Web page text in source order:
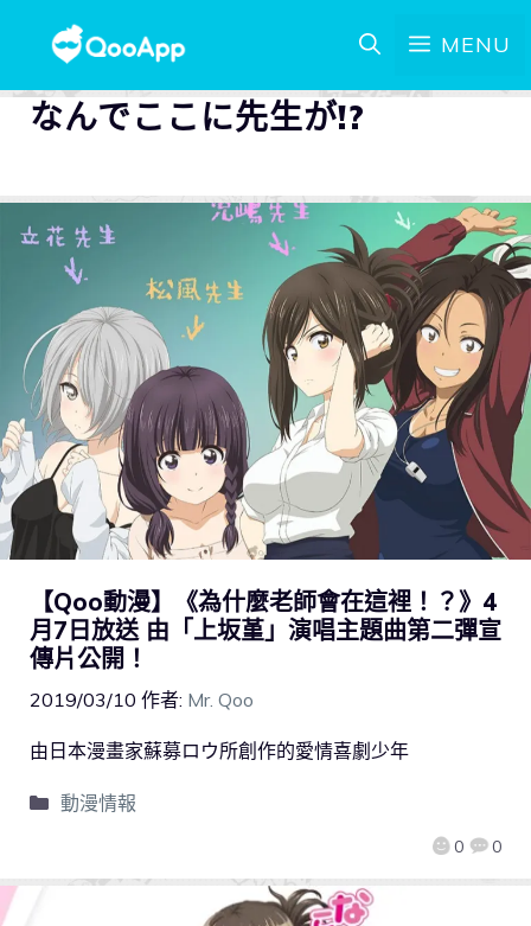
MENU
なんでここに先生が!?
【Qoo動漫】《為什麼老師會在這裡！？》4
月7日放送 由「上坂堇」演唱主題曲第二彈宣
傳片公開！
2019/03/10 作者: Mr. Qoo
0 0
由日本漫畫家蘇募ロウ所創作的愛情喜劇少年
動漫情報